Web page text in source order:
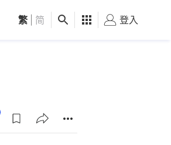
觀點 健康 好食玩飛
繁 简 登入